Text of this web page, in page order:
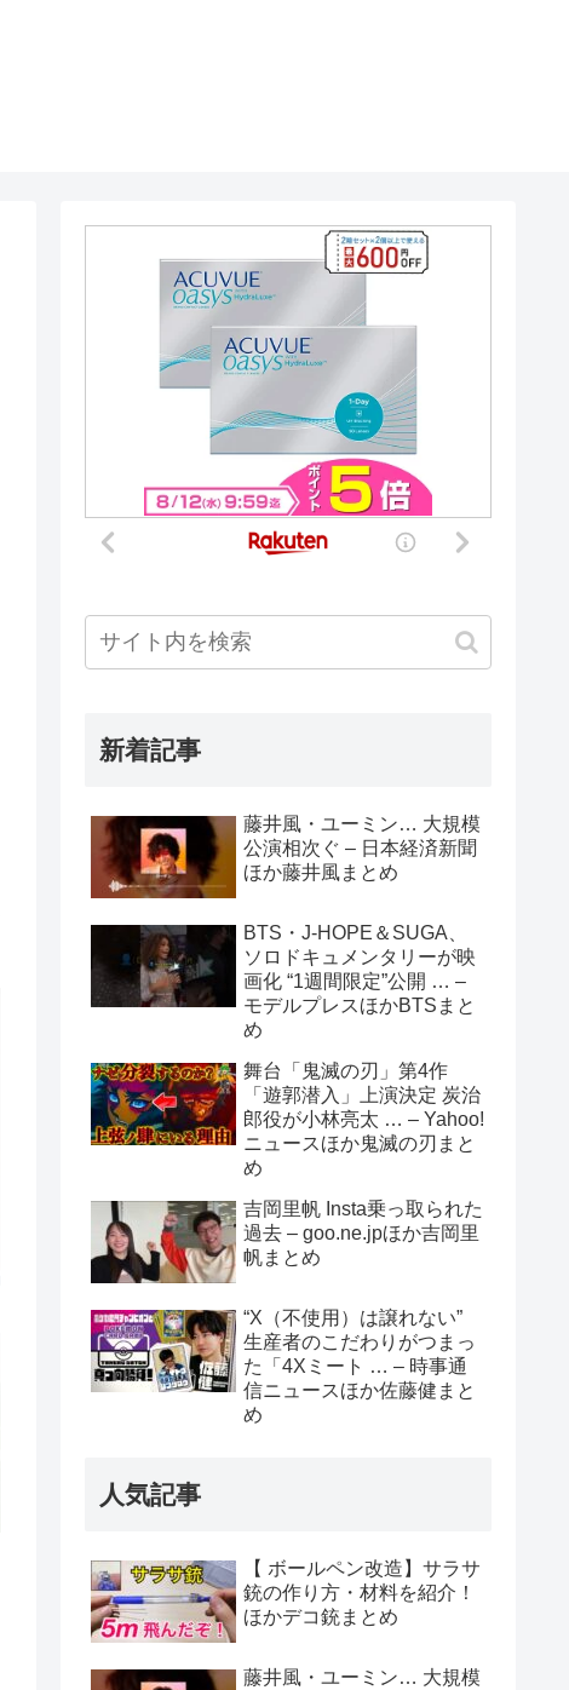
新着記事
藤井風・ユーミン… 大規模
公演相次ぐ – 日本経済新聞
ほか藤井風まとめ
BTS・J-HOPE＆SUGA、
ソロドキュメンタリーが映
画化 “1週間限定”公開 … –
モデルプレスほかBTSまと
め
舞台「鬼滅の刃」第4作
「遊郭潜入」上演決定 炭治
郎役が小林亮太 … – Yahoo!
ニュースほか鬼滅の刃まと
め
吉岡里帆 Insta乗っ取られた
過去 – goo.ne.jpほか吉岡里
帆まとめ
“X（不使用）は譲れない”
生産者のこだわりがつまっ
た「4Xミート … – 時事通
信ニュースほか佐藤健まと
め
人気記事
【 ボールペン改造】サラサ
銃の作り方・材料を紹介！
ほかデコ銃まとめ
藤井風・ユーミン… 大規模